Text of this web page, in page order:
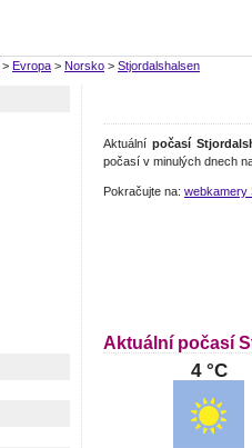
> Evropa > Norsko > Stjordalshalsen
Aktuální počasí
počasí v minulých dnech
Pokračujte na: webkamery
Aktuální počasí
4 °C